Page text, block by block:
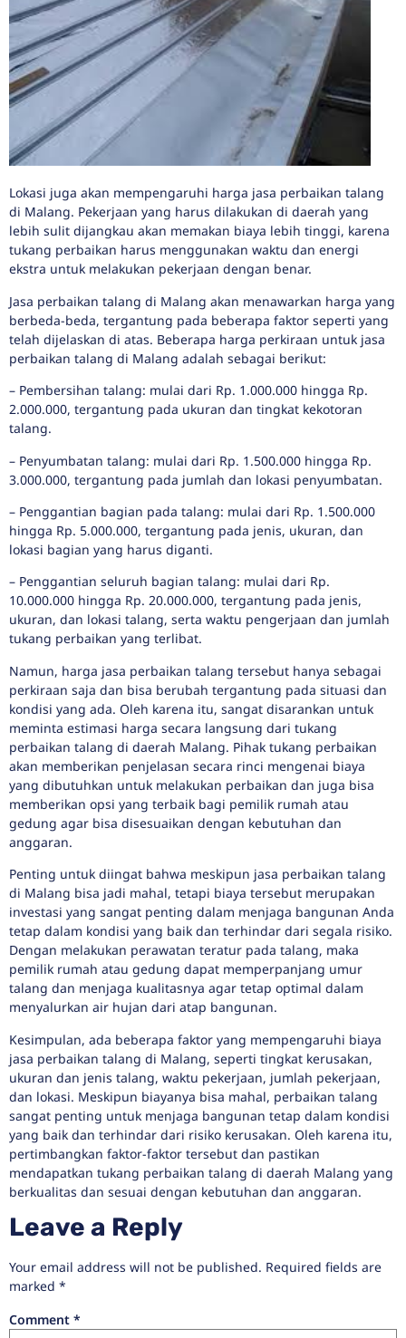
Lokasi juga akan mempengaruhi harga jasa perbaikan talang
di Malang. Pekerjaan yang harus dilakukan di daerah yang
lebih sulit dijangkau akan memakan biaya lebih tinggi, karena
tukang perbaikan harus menggunakan waktu dan energi
ekstra untuk melakukan pekerjaan dengan benar.
Jasa perbaikan talang di Malang akan menawarkan harga yang
berbeda-beda, tergantung pada beberapa faktor seperti yang
telah dijelaskan di atas. Beberapa harga perkiraan untuk jasa
perbaikan talang di Malang adalah sebagai berikut:
– Pembersihan talang: mulai dari Rp. 1.000.000 hingga Rp.
2.000.000, tergantung pada ukuran dan tingkat kekotoran
talang.
– Penyumbatan talang: mulai dari Rp. 1.500.000 hingga Rp.
3.000.000, tergantung pada jumlah dan lokasi penyumbatan.
– Penggantian bagian pada talang: mulai dari Rp. 1.500.000
hingga Rp. 5.000.000, tergantung pada jenis, ukuran, dan
lokasi bagian yang harus diganti.
– Penggantian seluruh bagian talang: mulai dari Rp.
10.000.000 hingga Rp. 20.000.000, tergantung pada jenis,
ukuran, dan lokasi talang, serta waktu pengerjaan dan jumlah
tukang perbaikan yang terlibat.
Namun, harga jasa perbaikan talang tersebut hanya sebagai
perkiraan saja dan bisa berubah tergantung pada situasi dan
kondisi yang ada. Oleh karena itu, sangat disarankan untuk
meminta estimasi harga secara langsung dari tukang
perbaikan talang di daerah Malang. Pihak tukang perbaikan
akan memberikan penjelasan secara rinci mengenai biaya
yang dibutuhkan untuk melakukan perbaikan dan juga bisa
memberikan opsi yang terbaik bagi pemilik rumah atau
gedung agar bisa disesuaikan dengan kebutuhan dan
anggaran.
Penting untuk diingat bahwa meskipun jasa perbaikan talang
di Malang bisa jadi mahal, tetapi biaya tersebut merupakan
investasi yang sangat penting dalam menjaga bangunan Anda
tetap dalam kondisi yang baik dan terhindar dari segala risiko.
Dengan melakukan perawatan teratur pada talang, maka
pemilik rumah atau gedung dapat memperpanjang umur
talang dan menjaga kualitasnya agar tetap optimal dalam
menyalurkan air hujan dari atap bangunan.
Kesimpulan, ada beberapa faktor yang mempengaruhi biaya
jasa perbaikan talang di Malang, seperti tingkat kerusakan,
ukuran dan jenis talang, waktu pekerjaan, jumlah pekerjaan,
dan lokasi. Meskipun biayanya bisa mahal, perbaikan talang
sangat penting untuk menjaga bangunan tetap dalam kondisi
yang baik dan terhindar dari risiko kerusakan. Oleh karena itu,
pertimbangkan faktor-faktor tersebut dan pastikan
mendapatkan tukang perbaikan talang di daerah Malang yang
berkualitas dan sesuai dengan kebutuhan dan anggaran.
Leave a Reply
Your email address will not be published. Required fields are
marked *
Comment *